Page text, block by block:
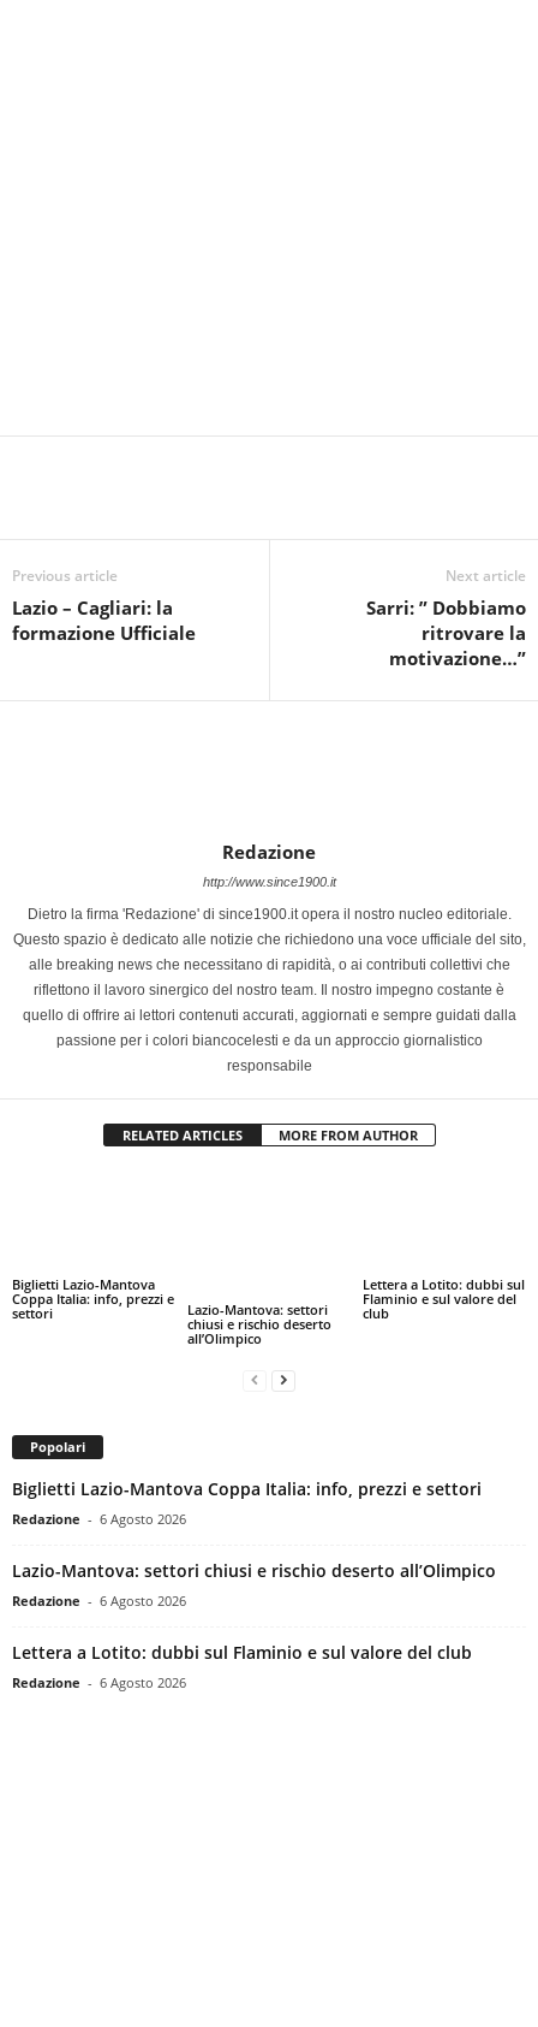
Previous article
Lazio – Cagliari: la
formazione Ufficiale
Next article
Sarri: ” Dobbiamo
ritrovare la
motivazione…”
Redazione
http://www.since1900.it
Dietro la firma 'Redazione' di since1900.it opera il nostro nucleo editoriale.
Questo spazio è dedicato alle notizie che richiedono una voce ufficiale del sito,
alle breaking news che necessitano di rapidità, o ai contributi collettivi che
riflettono il lavoro sinergico del nostro team. Il nostro impegno costante è
quello di offrire ai lettori contenuti accurati, aggiornati e sempre guidati dalla
passione per i colori biancocelesti e da un approccio giornalistico
responsabile
RELATED ARTICLES MORE FROM AUTHOR
Biglietti Lazio-Mantova
Coppa Italia: info, prezzi e
settori
Lazio-Mantova: settori
chiusi e rischio deserto
all’Olimpico
Lettera a Lotito: dubbi sul
Flaminio e sul valore del
club
Popolari
Biglietti Lazio-Mantova Coppa Italia: info, prezzi e settori
Redazione - 6 Agosto 2026
Lazio-Mantova: settori chiusi e rischio deserto all’Olimpico
Redazione - 6 Agosto 2026
Lettera a Lotito: dubbi sul Flaminio e sul valore del club
Redazione - 6 Agosto 2026